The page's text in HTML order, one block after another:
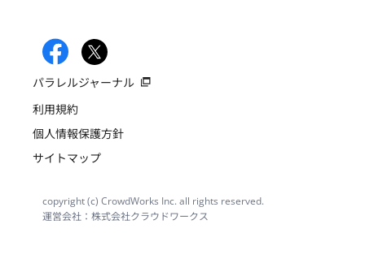
パラレルジャーナル
利用規約
個人情報保護方針
サイトマップ
copyright (c) CrowdWorks Inc. all rights reserved.
運営会社：株式会社クラウドワークス